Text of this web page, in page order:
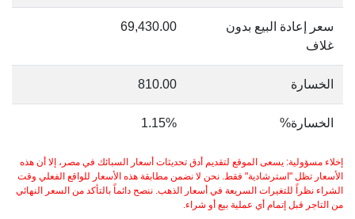
سعر إعادة البيع بدون
غلاف
69,430.00
الخسارة 810.00
الخسارة% 1.15%
إخلاء مسؤولية: يسعى الموقع لتقديم أدق تحديثات أسعار السبائك في مصر، إلا أن هذه
الأسعار تظل "استرشادية" فقط. نحن لا نضمن مطابقة هذه الأسعار للواقع الفعلي وقت
الشراء نظراً للتغيرات السريعة في أسعار الذهب. ننصح دائماً بالتأكد من السعر النهائي
من التاجر قبل إتمام أي عملية بيع أو شراء.